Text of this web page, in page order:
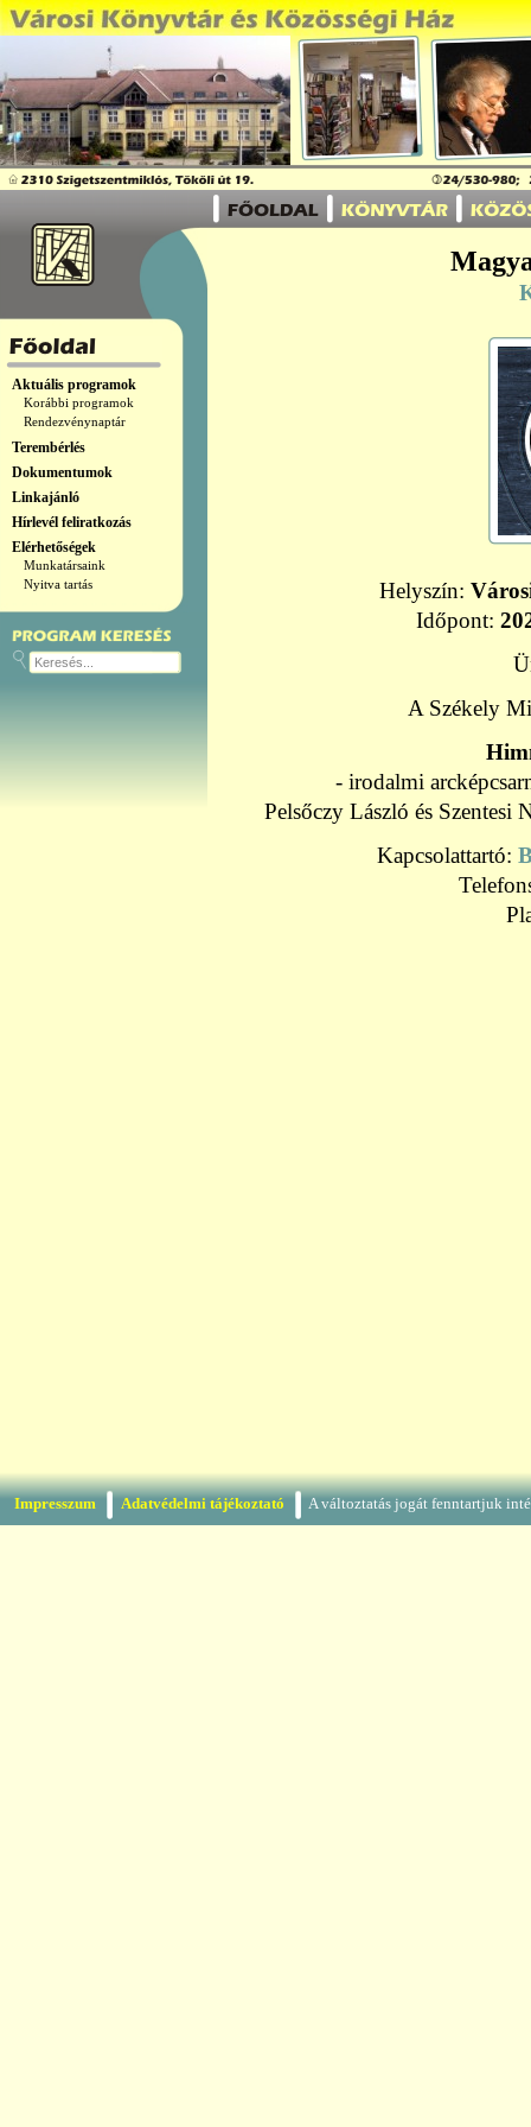
Aktuális programok
Korábbi programok
Rendezvénynaptár
Terembérlés
Dokumentumok
Linkajánló
Hírlevél feliratkozás
Elérhetőségek
Munkatársaink
Nyitva tartás
Helyszín:
Időpont:
A Székely
- irodalmi
Pelsőczy László és Szentesi
Kapcsolattartó:
Impresszum Adatvédelmi tájékoztató A változtatás jogát fenntartjuk